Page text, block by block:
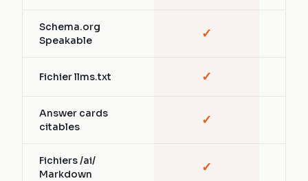
Schema.org
Speakable
✓
Fichier llms.txt ✓
Answer cards
citables
✓
Fichiers /ai/
Markdown
✓